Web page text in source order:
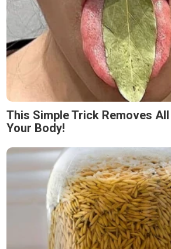
This Simple Trick Removes
Your Body!